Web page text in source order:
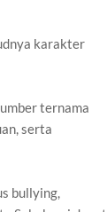
karakter
ternama
serta
bullying,